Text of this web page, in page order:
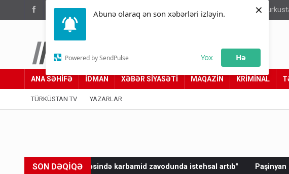
Abunə olaraq ən son xəbərləri izləyin.
Powered by SendPulse Yox Hə
×
(012) 449 94 05
Türküstan.az
Adımız yolumuzdur
ANA SƏHİFƏ İDMAN XƏBƏR SİYASƏTİ MAQAZİN KRİMİNAL
TÜRKÜSTAN TV YAZARLAR
SON DƏQİQƏ
karbamid zavodunda istehsal artıb" Paşinyan Ermənistanın Aİ ilə